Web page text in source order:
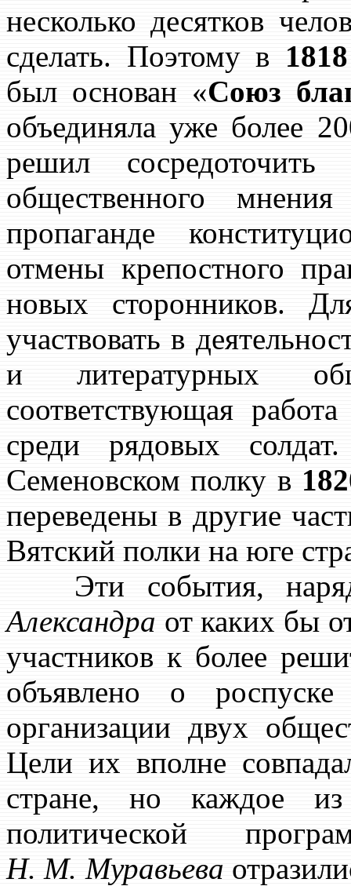
несколько десятков
сделать. Поэтому в
был основан «Союз
объединяла уже более
решил
общественного
пропаганде
отмены крепостного
новых сторонников.
участвовать в
и литературных
соответствующая
среди рядовых
Семеновском полку в
переведены в другие
Вятский полки на юге
Эти события,
Александра от каких бы
участников к более
объявлено о
организации двух
Цели их вполне
стране, но каждое из
политической
Н. М. Муравьева